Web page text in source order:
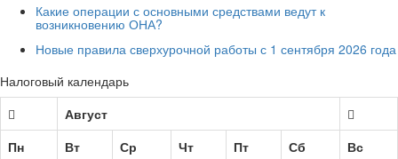
Какие операции с основными средствами ведут к
возникновению ОНА?
Новые правила сверхурочной работы с 1 сентября 2026 года
Налоговый календарь
Август
Пн
Вт Ср Чт Пт Сб
Вс